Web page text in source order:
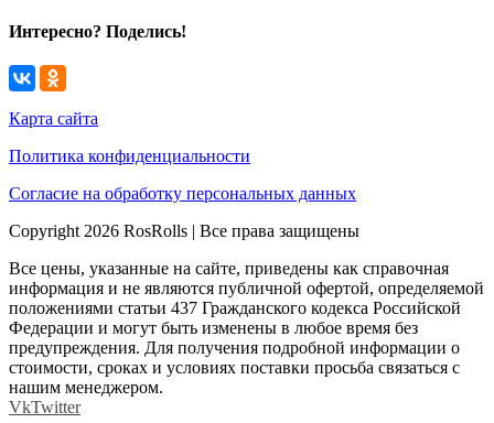
Интересно? Поделись!
Карта сайта
Политика конфиденциальности
Согласие на обработку персональных данных
Copyright 2026 RosRolls | Все права защищены
Все цены, указанные на сайте, приведены как справочная
информация и не являются публичной офертой, определяемой
положениями статьи 437 Гражданского кодекса Российской
Федерации и могут быть изменены в любое время без
предупреждения. Для получения подробной информации о
стоимости, сроках и условиях поставки просьба связаться с
нашим менеджером.
VkTwitter